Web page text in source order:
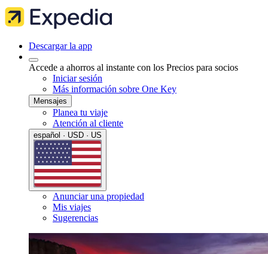
Descargar la app
Accede a ahorros al instante con los Precios para socios
Iniciar sesión
Más información sobre One Key
Mensajes
Planea tu viaje
Atención al cliente
español · USD · US
Anunciar una propiedad
Mis viajes
Sugerencias